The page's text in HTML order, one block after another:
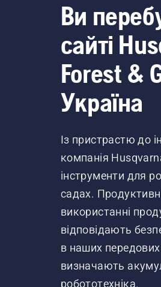
Ви
сайті
Forest &
Україна
Із пристрастю до
компанія
інструменти для
садах.
використанні
відповідають
в наших
визначають
робототехніка.